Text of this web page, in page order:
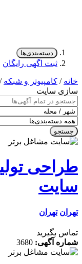
دسته‌بندی‌ها
ثبت اگهی رایگان
/کامپیوتر و شبکه /
سایت
تولید
تهران
بگیرید
آگهی:3680